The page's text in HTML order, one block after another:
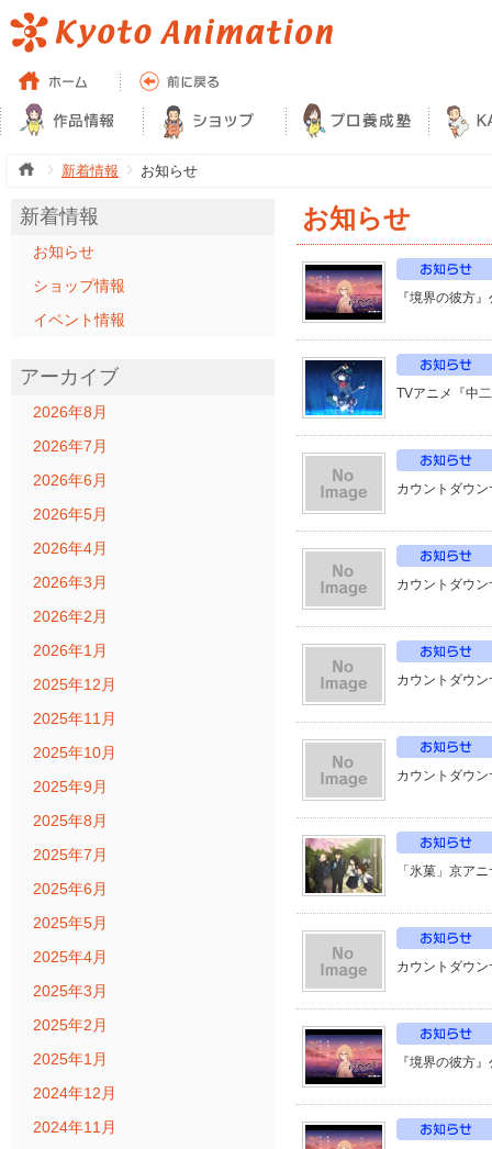
新着情報 お知らせ
新着情報
お知らせ
ショップ情報
イベント情報
アーカイブ
2026年8月
2026年7月
2026年6月
2026年5月
2026年4月
2026年3月
2026年2月
2026年1月
2025年12月
2025年11月
2025年10月
2025年9月
2025年8月
2025年7月
2025年6月
2025年5月
2025年4月
2025年3月
2025年2月
2025年1月
2024年12月
2024年11月
お知らせ
『境界の彼方
TVアニメ『中
カウントダウ
カウントダウ
カウントダウ
カウントダウ
「氷菓」京ア
カウントダウ
『境界の彼方